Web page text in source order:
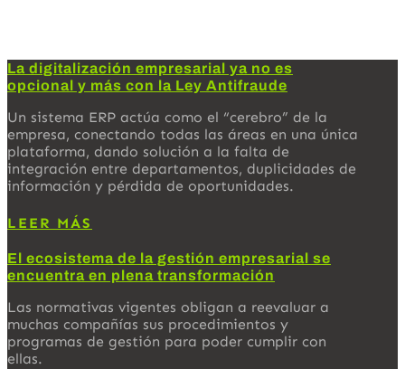
La digitalización empresarial ya no es
opcional y más con la Ley Antifraude
Un sistema ERP actúa como el “cerebro” de la
empresa, conectando todas las áreas en una única
plataforma, dando solución a la falta de
integración entre departamentos, duplicidades de
información y pérdida de oportunidades.
LEER MÁS
El ecosistema de la gestión empresarial se
encuentra en plena transformación
Las normativas vigentes obligan a reevaluar a
muchas compañías sus procedimientos y
programas de gestión para poder cumplir con
ellas.